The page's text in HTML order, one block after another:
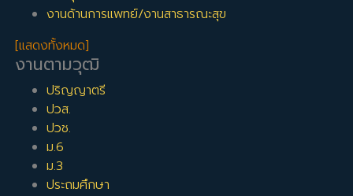
งานด้านการแพทย์/งานสาธารณะสุข
[แสดงทั้งหมด]
งานตามวุฒิ
ปริญญาตรี
ปวส.
ปวช.
ม.6
ม.3
ประถมศึกษา